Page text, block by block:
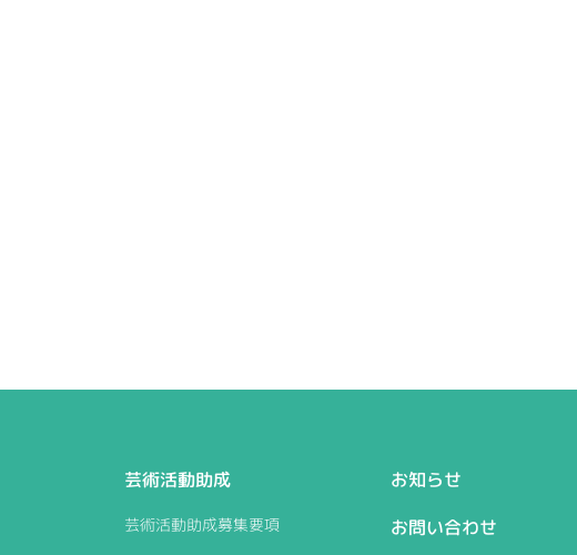
芸術活動助成
芸術活動助成募集要項
お知らせ
お問い合わせ